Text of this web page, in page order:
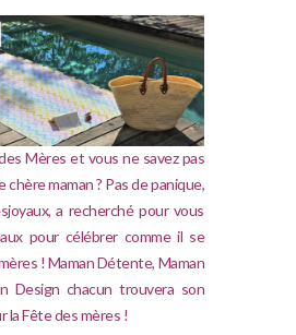
Mères et vous ne savez pas
chère maman ? Pas de panique,
a recherché pour vous
pour célébrer comme il se
! Maman Détente, Maman
Design chacun trouvera son
la Fête des mères !